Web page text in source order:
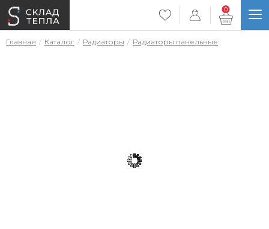
0
Главная Каталог Радиаторы Радиаторы панельные